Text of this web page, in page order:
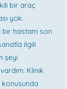
bir araç
yok.
hastam son
ilgili
şeyi
Klinik